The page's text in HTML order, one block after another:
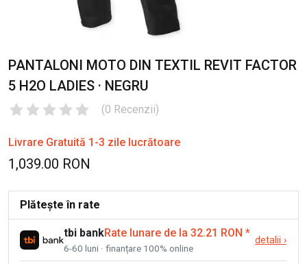
PANTALONI MOTO DIN TEXTIL REVIT FACTOR
5 H2O LADIES · NEGRU
(0 Recenzii)
Livrare Gratuită 1-3 zile lucrătoare
1,039.00 RON
Plătește în rate
tbi bankRate lunare de la 32.21 RON *
6-60 luni · finanțare 100% online
detalii ›